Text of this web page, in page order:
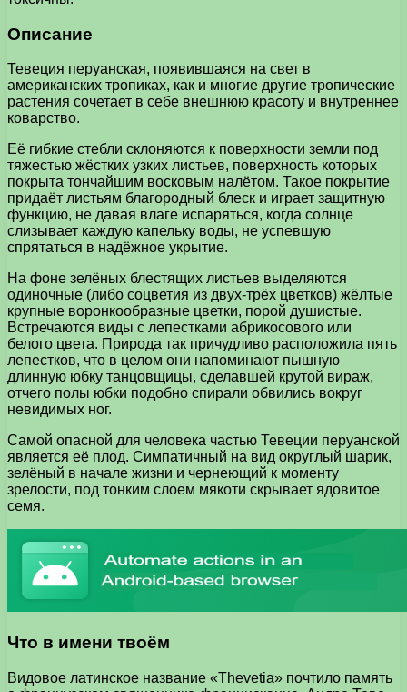
Описание
Тевеция перуанская, появившаяся на свет в
американских тропиках, как и многие другие тропические
растения сочетает в себе внешнюю красоту и внутреннее
коварство.
Её гибкие стебли склоняются к поверхности земли под
тяжестью жёстких узких листьев, поверхность которых
покрыта тончайшим восковым налётом. Такое покрытие
придаёт листьям благородный блеск и играет защитную
функцию, не давая влаге испаряться, когда солнце
слизывает каждую капельку воды, не успевшую
спрятаться в надёжное укрытие.
На фоне зелёных блестящих листьев выделяются
одиночные (либо соцветия из двух-трёх цветков) жёлтые
крупные воронкообразные цветки, порой душистые.
Встречаются виды с лепестками абрикосового или
белого цвета. Природа так причудливо расположила пять
лепестков, что в целом они напоминают пышную
длинную юбку танцовщицы, сделавшей крутой вираж,
отчего полы юбки подобно спирали обвились вокруг
невидимых ног.
Самой опасной для человека частью Тевеции перуанской
является её плод. Симпатичный на вид округлый шарик,
зелёный в начале жизни и чернеющий к моменту
зрелости, под тонким слоем мякоти скрывает ядовитое
семя.
Что в имени твоём
Видовое латинское название «Thevetia» почтило память